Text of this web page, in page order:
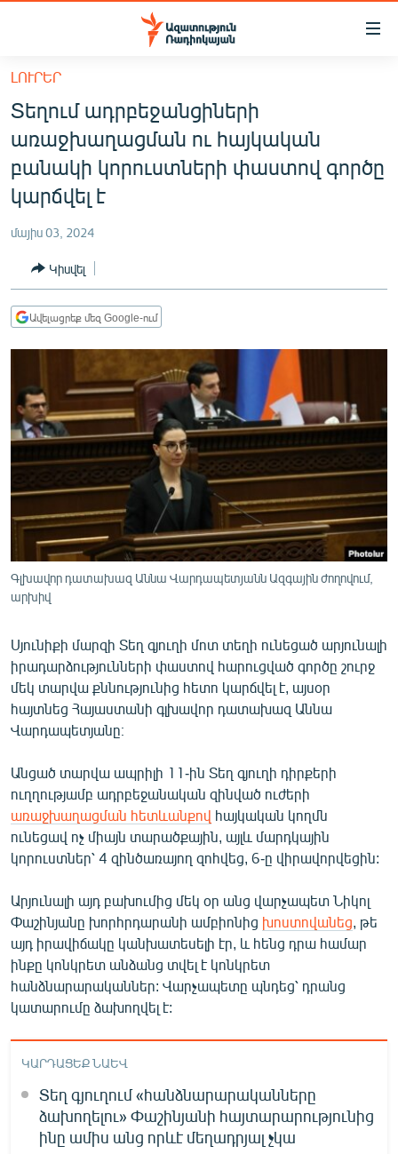
Մատչելիության
հիմնական
բովանդակությանը
հիմնական
մենյուին
Որոնում
ՀԱՅԱՍՏԱՆ
ՔԱՂԱՔԱԿԱՆ
ԸՆՏՐՈՒԹՅՈՒՆՆԵՐ 2026
ՏՆՏԵՍՈՒԹՅՈՒՆ
ՂԱՐԱԲԱՂ
ՊԱՏԵՐԱԶՄԻ 6 ՇԱԲԱԹՆԵՐԸ
ՏԱՐԱԾԱՇՐՋԱՆ
ՄԻՋԱԶԳԱՅԻՆ
ՄՇԱԿՈՒՅԹ
ՄԵԿՆԱԲԱՆՈՒԹՅՈՒՆ
ՏՏ ԵՒ ԻՆՏԵՐՆԵՏ
ԿՈՐՈՆԱՎԻՐՈՒՍ
ԱՐԽԻՎ
ՏԵՍԱՆՅՈՒԹԵՐ
ԲԱՆԱՎԵՃ
ՁԳՏԵԼՈՎ ԼԱՎԱԳՈՒՅՆԻՆ
ՓՈԴՔԱՍԹ
Հայերեն
English
Русский
«Ազատության» բոլոր կայքերը
ԼՈՒՐԵՐ
Տեղում ադրբեջանցիների
առաջխաղացման ու հայկական
բանակի կորուստների փաստով գործը
կարճվել է
մայիս 03, 2024
Կիսվել
Ավելացրեք մեզ Google-ում
Գլխավոր դատախազ Աննա Վարդապետյանն Ազգային ժողովում,
արխիվ
Սյունիքի մարզի Տեղ գյուղի մոտ տեղի ունեցած արյունալի
իրադարձությունների փաստով հարուցված գործը շուրջ
մեկ տարվա քննությունից հետո կարճվել է, այսօր
հայտնեց Հայաստանի գլխավոր դատախազ Աննա
Վարդապետյանը։
Անցած տարվա ապրիլի 11-ին Տեղ գյուղի դիրքերի
ուղղությամբ ադրբեջանական զինված ուժերի
առաջխաղացման հետևանքով հայկական կողմն
ունեցավ ոչ միայն տարածքային, այլև մարդկային
կորուստներ՝ 4 զինծառայող զոհվեց, 6-ը վիրավորվեցին:
Արյունալի այդ բախումից մեկ օր անց վարչապետ Նիկոլ
Փաշինյանը խորհրդարանի ամբիոնից խոստովանեց , թե
այդ իրավիճակը կանխատեսելի էր, և հենց դրա համար
ինքը կոնկրետ անձանց տվել է կոնկրետ
հանձնարարականներ: Վարչապետը պնդեց՝ դրանց
կատարումը ձախողվել է:
ԿԱՐԴԱՑԵՔ ՆԱԵՎ
Տեղ գյուղում «հանձնարարականները
ձախողելու» Փաշինյանի հայտարարությունից
ինը ամիս անց որևէ մեղադրյալ չկա